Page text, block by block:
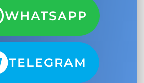
WHATSAPP
TELEGRAM